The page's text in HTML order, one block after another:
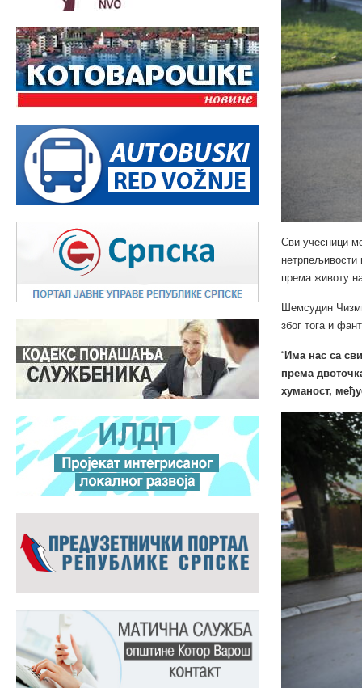
Сви учесници
нетрпељивости
према животу
Шемсудин
због тога и
“Има нас са
према
хуманост,